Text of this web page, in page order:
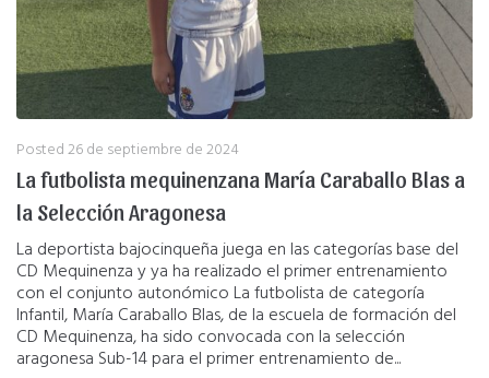
Posted26 de septiembre de 2024
La futbolista mequinenzana María Caraballo Blas a
la Selección Aragonesa
La deportista bajocinqueña juega en las categorías base del
CD Mequinenza y ya ha realizado el primer entrenamiento
con el conjunto autonómico La futbolista de categoría
Infantil, María Caraballo Blas, de la escuela de formación del
CD Mequinenza, ha sido convocada con la selección
aragonesa Sub-14 para el primer entrenamiento de...